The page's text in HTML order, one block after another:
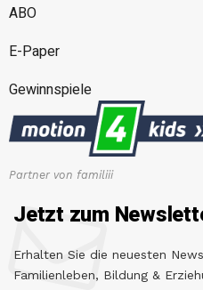
ABO
E-Paper
Gewinnspiele
Partner von familiii
Jetzt zum
Erhalten Sie die neuesten
Familienleben, Bildung &